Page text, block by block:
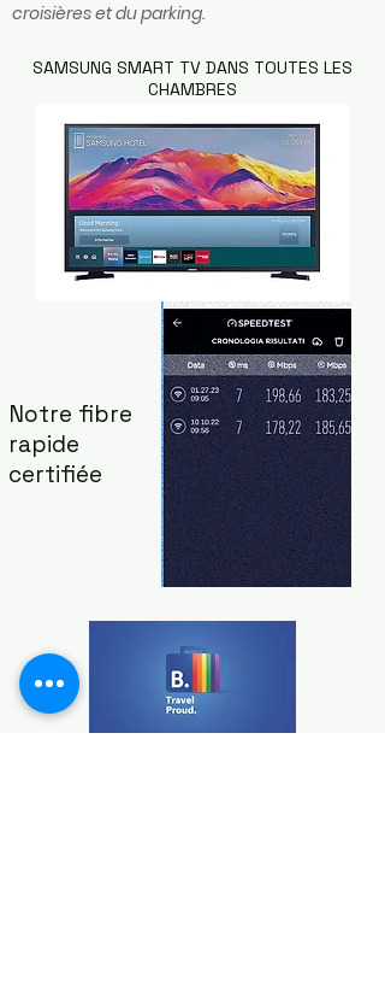
croisières et du parking.
SAMSUNG SMART TV DANS TOUTES LES
CHAMBRES
Notre fibre
rapide
certifiée